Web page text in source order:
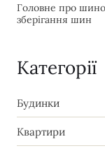
Головне про
зберігання шин
Категорії
Будинки
Квартири